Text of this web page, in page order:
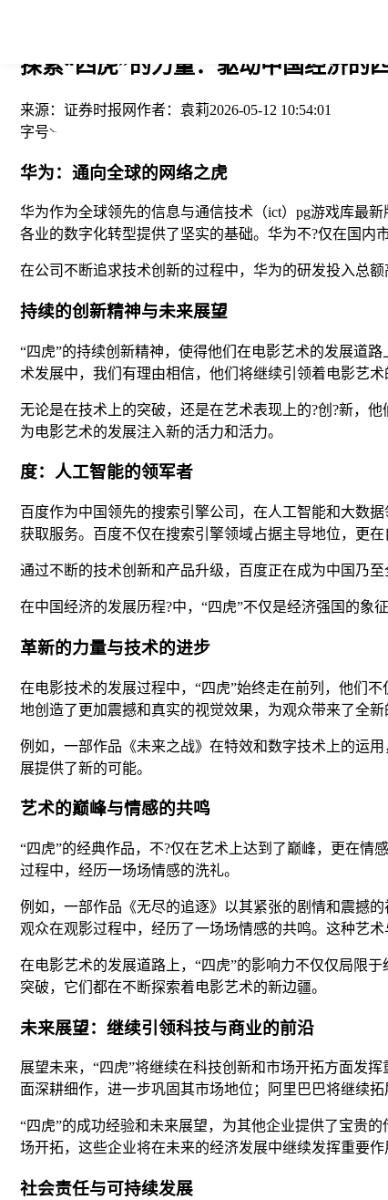
探索“四虎”的力量：驱动中国经济的
来源： 证券时报网作者： 袁莉2026-05-12 10:54:01
字号
华为：通向全球的网络之虎
华为作为全球领先的信息与通信技术（ict）pg游戏库最
各业的数字化转型提供了坚实的基础。华为不?仅在国内
在公司不断追求技术创新的过程中，华为的研发投入总
持续的创新精神与未来展望
“四虎”的持续创新精神，使得他们在电影艺术的发展道
术发展中，我们有理由相信，他们将继续引领着电影艺
无论是在技术上的突破，还是在艺术表现上的?创?新，
为电影艺术的发展注入新的活力和活力。
度：人工智能的领军者
百度作为中国领先的搜索引擎公司，在人工智能和大数
获取服务。百度不仅在搜索引擎领域占据主导地位，更
通过不断的技术创新和产品升级，百度正在成为中国乃至
在中国经济的发展历程?中，“四虎”不仅是经济强国的象
革新的力量与技术的进步
在电影技术的发展过程中，“四虎”始终走在前列，他们
地创造了更加震撼和真实的视觉效果，为观众带来了全新
例如，一部作品《未来之战》在特效和数字技术上的运
展提供了新的可能。
艺术的巅峰与情感的共鸣
“四虎”的经典作品，不?仅在艺术上达到了巅峰，更在
过程中，经历一场场情感的洗礼。
例如，一部作品《无尽的追逐》以其紧张的剧情和震撼
观众在观影过程中，经历了一场场情感的共鸣。这种艺
在电影艺术的发展道路上，“四虎”的影响力不仅仅局限
突破，它们都在不断探索着电影艺术的新边疆。
未来展望：继续引领科技与商业的前沿
展望未来，“四虎”将继续在科技创新和市场开拓方面发
面深耕细作，进一步巩固其市场地位；阿里巴巴将继续
“四虎”的成功经验和未来展望，为其他企业提供了宝贵
场开拓，这些企业将在未来的经济发展中继续发挥重要
社会责任与可持续发展